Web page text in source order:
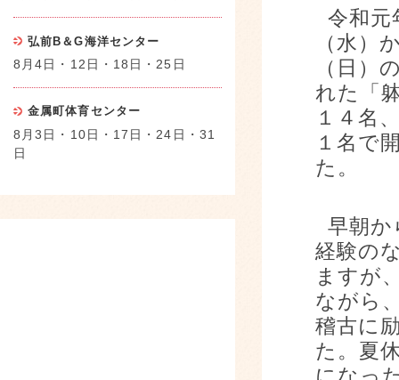
令和元
（水）
（日）
れた「
１４名
１名で
た。
早朝
経験の
ますが
ながら
稽古に
た。夏
弘前B＆G海洋センター
8月4日・12日・18日・25日
金属町体育センター
8月3日・10日・17日・24日・31
日